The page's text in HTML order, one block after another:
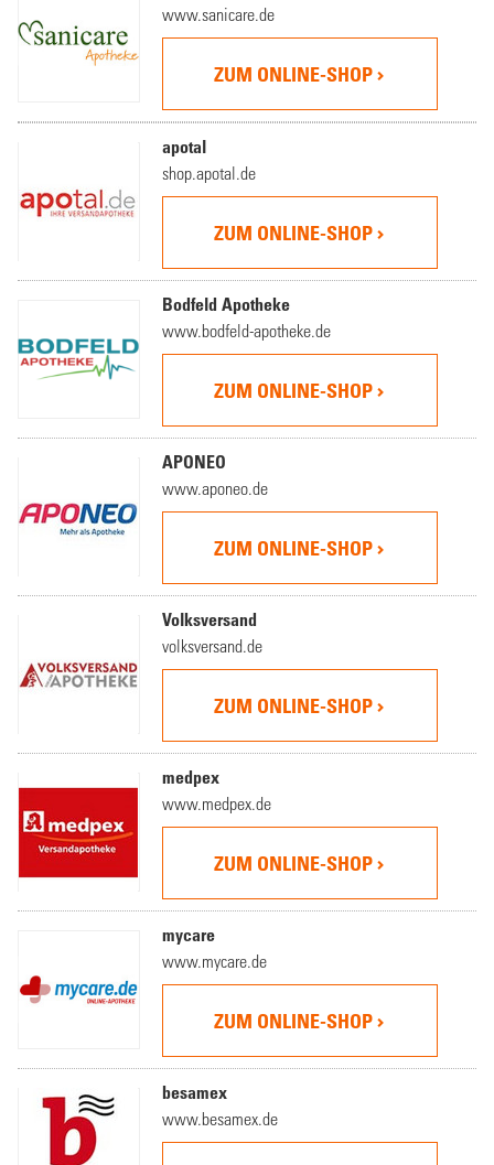
www.sanicare.de
ZUM ONLINE-SHOP
apotal
shop.apotal.de
ZUM ONLINE-SHOP
Bodfeld Apotheke
www.bodfeld-apotheke.de
ZUM ONLINE-SHOP
APONEO
www.aponeo.de
ZUM ONLINE-SHOP
Volksversand
volksversand.de
ZUM ONLINE-SHOP
medpex
www.medpex.de
ZUM ONLINE-SHOP
mycare
www.mycare.de
ZUM ONLINE-SHOP
besamex
www.besamex.de